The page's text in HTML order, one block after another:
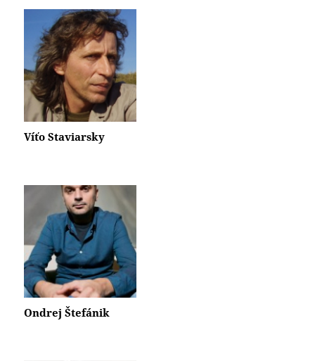
Víťo Staviarsky
Ondrej Štefánik